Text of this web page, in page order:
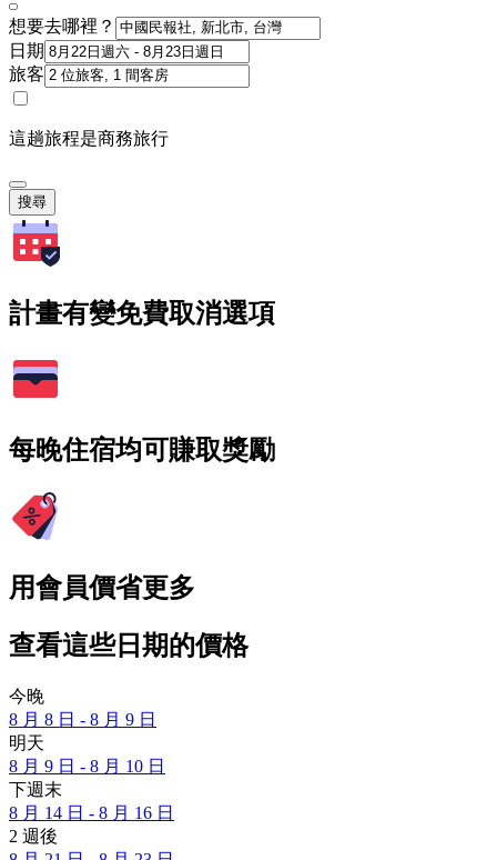
想要去哪裡？
日期
旅客
這趟旅程是商務旅行
搜尋
計畫有變免費取消選項
每晚住宿均可賺取獎勵
用會員價省更多
查看這些日期的價格
今晚
8 月 8 日 - 8 月 9 日
明天
8 月 9 日 - 8 月 10 日
下週末
8 月 14 日 - 8 月 16 日
2 週後